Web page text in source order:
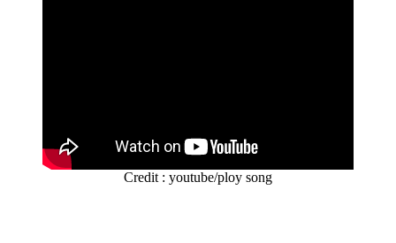
Credit : youtube/ploy song